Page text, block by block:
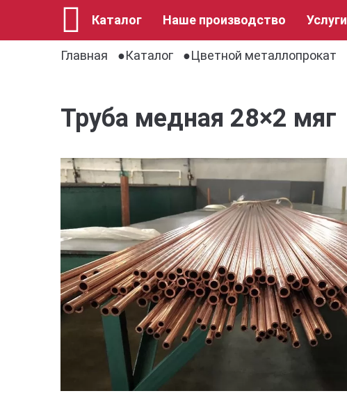
Каталог Наше производство Услуги
Главная
Каталог Цветной металлопрокат
Труба медная 28×2 мяг